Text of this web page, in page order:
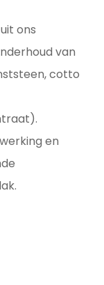
ons
van
cotto
en